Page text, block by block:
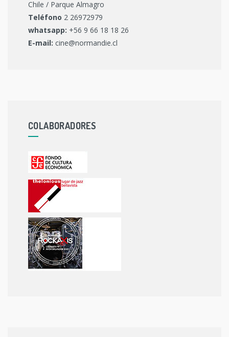
Chile / Parque Almagro
Teléfono 2 26972979
whatsapp: +56 9 66 18 18 26
E-mail: cine@normandie.cl
COLABORADORES